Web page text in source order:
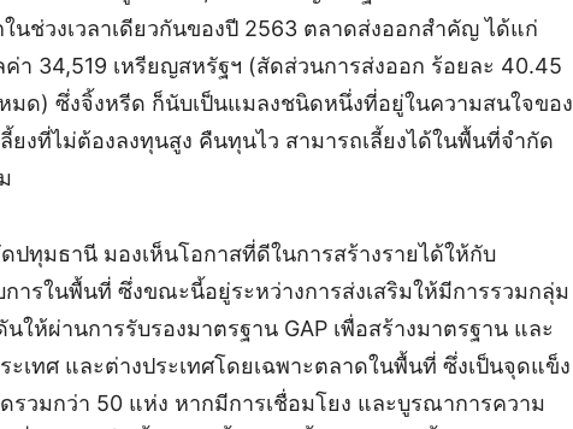
นช่วงเวลาเดียวกันของปี 2563 ตลาดส่งออกสำคัญ ได้แก่
า 34,519 เหรียญสหรัฐฯ (สัดส่วนการส่งออก ร้อยละ 40.45
มด) ซึ่งจิ้งหรีด ก็นับเป็นแมลงชนิดหนึ่งที่อยู่ในความสนใจของ
ยงที่ไม่ต้องลงทุนสูง คืนทุนไว สามารถเลี้ยงได้ในพื้นที่จำกัด
ทุมธานี มองเห็นโอกาสที่ดีในการสร้างรายได้ให้กับ
ารในพื้นที่ ซึ่งขณะนี้อยู่ระหว่างการส่งเสริมให้มีการรวมกลุ่ม
ให้ผ่านการรับรองมาตรฐาน GAP เพื่อสร้างมาตรฐาน และ
เทศ และต่างประเทศโดยเฉพาะตลาดในพื้นที่ ซึ่งเป็นจุดแข็ง
วมกว่า 50 แห่ง หากมีการเชื่อมโยง และบูรณาการความ